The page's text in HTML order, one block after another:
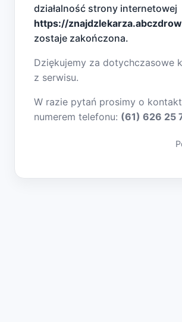
działalność strony internetowej
https://
zostaje zakończona.
Dziękujemy za dotychczasowe
z serwisu.
W razie pytań prosimy o
numerem telefonu: (61) 626 25